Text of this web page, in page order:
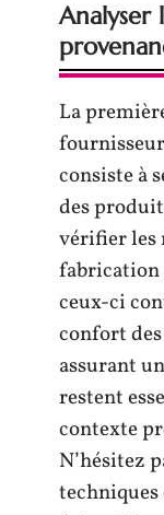
Analyser
La
consiste à
des
vérifier les
fabrication
ceux-ci
confort
assurant
restent
contexte
N’hésitez
techniques